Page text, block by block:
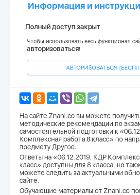
Информация и
Полный доступ закрыт
Чтобы использовать весь функционал
авторизоваться!
АВТОРИЗОВАТЬСЯ
На сайте Znani.co вы можете
методические рекомендации по
самостоятельной подготовки к
Комплексная работа 8 класс» по
предмету Другое.
Ответы на «06.12.2019. КДР
класс» доступны для 8 класса, но
можете следить за актуальными
сайте.
Обучающие материалы от Znani.co